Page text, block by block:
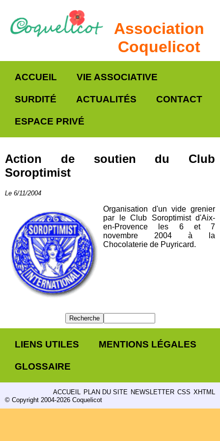
Association
Coquelicot
ACCUEIL VIE ASSOCIATIVE
SURDITÉ ACTUALITÉS CONTACT
ESPACE PRIVÉ
Action de soutien du Club
Soroptimist
Le 6/11/2004
Organisation d'un vide grenier
par le Club Soroptimist d'Aix-
en-Provence les 6 et 7
novembre 2004 à la
Chocolaterie de Puyricard.
LIENS UTILES MENTIONS LÉGALES
GLOSSAIRE
ACCUEIL PLAN DU SITE NEWSLETTER CSS XHTML
© Copyright 2004-2026 Coquelicot